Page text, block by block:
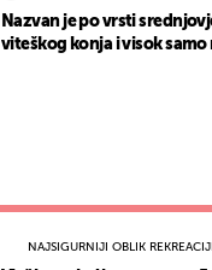
Nazvan je po vrsti
viteškog konja i visok samo
NAJSIGURNIJI OBLIK